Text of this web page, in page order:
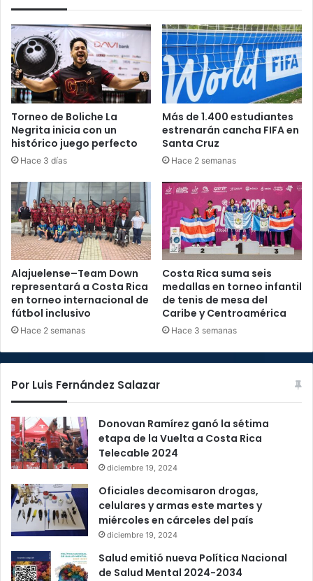
Torneo de Boliche La
Negrita inicia con un
histórico juego perfecto
Hace 3 días
Más de 1.400 estudiantes
estrenarán cancha FIFA en
Santa Cruz
Hace 2 semanas
Alajuelense–Team Down
representará a Costa Rica
en torneo internacional de
fútbol inclusivo
Hace 2 semanas
Costa Rica suma seis
medallas en torneo infantil
de tenis de mesa del
Caribe y Centroamérica
Hace 3 semanas
Por Luis Fernández Salazar
Donovan Ramírez ganó la sétima
etapa de la Vuelta a Costa Rica
Telecable 2024
diciembre 19, 2024
Oficiales decomisaron drogas,
celulares y armas este martes y
miércoles en cárceles del país
diciembre 19, 2024
Salud emitió nueva Política Nacional
de Salud Mental 2024-2034